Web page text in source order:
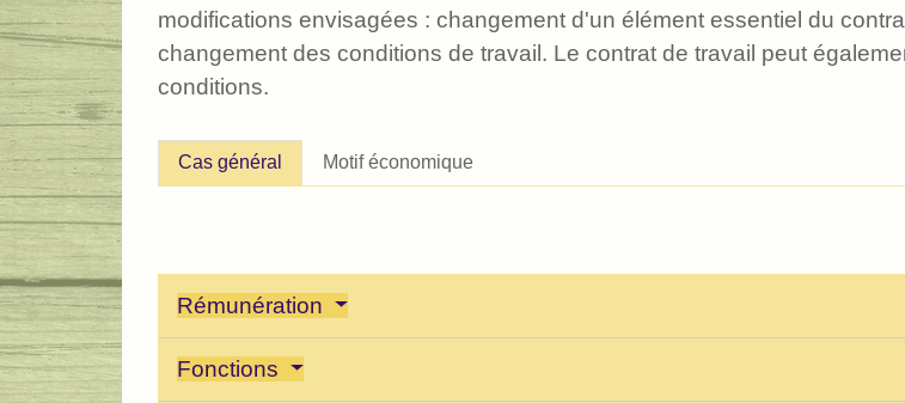
modifications envisagées : changement d'un élément essentiel du
changement des conditions de travail. Le contrat de travail peut
conditions.
Cas général Motif économique
Rémunération
Fonctions